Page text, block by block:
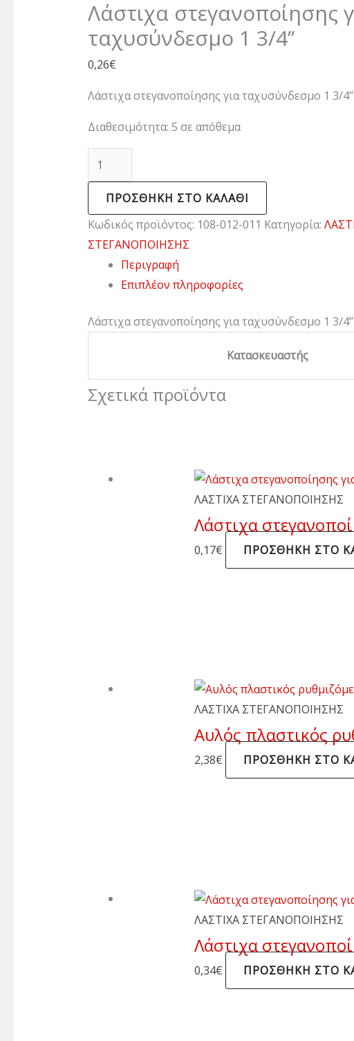
Λάστιχα στεγανοποίησης
ταχυσύνδεσμο 1 3/4’’
0,26€
Λάστιχα στεγανοποίησης για ταχυσύνδεσμο 1 3/4’’
Διαθεσιμότητα: 5 σε απόθεμα
ΠΡΟΣΘΉΚΗ ΣΤΟ ΚΑΛΆΘΙ
Κωδικός προϊόντος: 108-012-011 Κατηγορία:
ΣΤΕΓΑΝΟΠΟΙΗΣΗΣ
Περιγραφή
Επιπλέον πληροφορίες
Λάστιχα στεγανοποίησης για ταχυσύνδεσμο 1 3/4’’
Κατασκευαστής
Σχετικά προϊόντα
ΛΑΣΤΙΧΑ ΣΤΕΓΑΝΟΠΟΙΗΣΗΣ
Λάστιχα
0,17€ ΠΡΟΣΘΉΚΗ ΣΤΟ
ΛΑΣΤΙΧΑ ΣΤΕΓΑΝΟΠΟΙΗΣΗΣ
Αυλός πλαστικός
2,38€ ΠΡΟΣΘΉΚΗ ΣΤΟ
ΛΑΣΤΙΧΑ ΣΤΕΓΑΝΟΠΟΙΗΣΗΣ
Λάστιχα
0,34€ ΠΡΟΣΘΉΚΗ ΣΤΟ